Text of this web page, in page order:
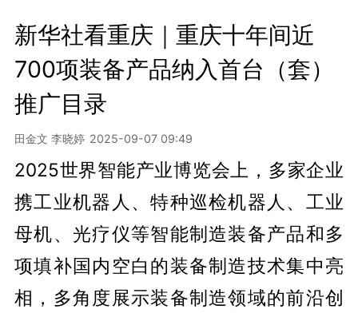
新华社看重庆｜重庆十年间近
700项装备产品纳入首台（套）
推广目录
田金文 李晓婷 2025-09-07 09:49
2025世界智能产业博览会上，多家企业
携工业机器人、特种巡检机器人、工业
母机、光疗仪等智能制造装备产品和多
项填补国内空白的装备制造技术集中亮
相，多角度展示装备制造领域的前沿创